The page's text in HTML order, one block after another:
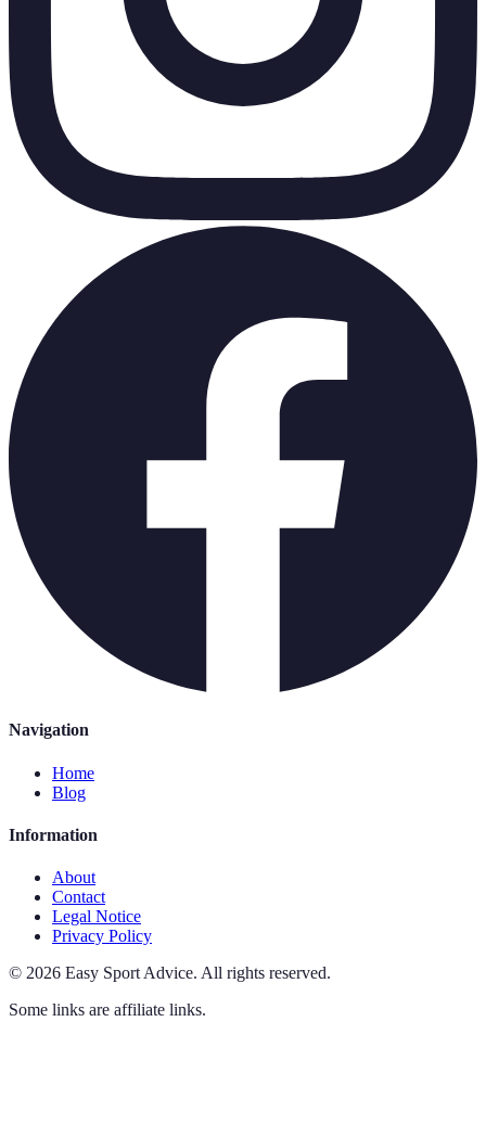
Navigation
Home
Blog
Information
About
Contact
Legal Notice
Privacy Policy
© 2026 Easy Sport Advice. All rights reserved.
Some links are affiliate links.